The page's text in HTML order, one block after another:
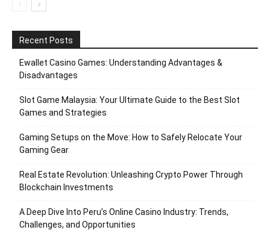
Recent Posts
Ewallet Casino Games: Understanding Advantages &
Disadvantages
Slot Game Malaysia: Your Ultimate Guide to the Best Slot
Games and Strategies
Gaming Setups on the Move: How to Safely Relocate Your
Gaming Gear
Real Estate Revolution: Unleashing Crypto Power Through
Blockchain Investments
A Deep Dive Into Peru’s Online Casino Industry: Trends,
Challenges, and Opportunities